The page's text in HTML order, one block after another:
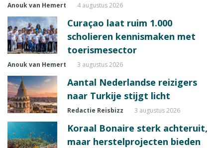
Anouk van Hemert 4 augustus 2026
Curaçao laat ruim 1.000
scholieren kennismaken met
toerismesector
Anouk van Hemert 3 augustus 2026
Aantal Nederlandse reizigers
naar Turkije stijgt licht
Redactie Reisbizz 3 augustus 2026
Koraal Bonaire sterk achteruit,
maar herstelprojecten bieden